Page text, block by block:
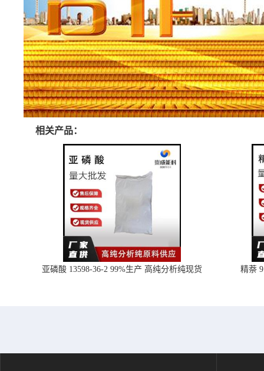
相关产品：
亚磷酸 13598-36-2 99%生产 高纯分析纯现货 精萘